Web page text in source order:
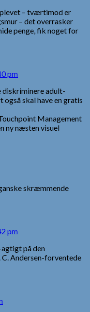
– tværtimod er
– det overrasker
penge, fik noget for
pm
diskriminere adult-
også skal have en gratis
Management
ny næsten visuel
skræmmende
pm
på den
Andersen-forventede